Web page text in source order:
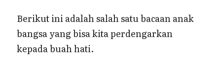
Berikut ini adalah salah satu bacaan anak
bangsa yang bisa kita perdengarkan
kepada buah hati.